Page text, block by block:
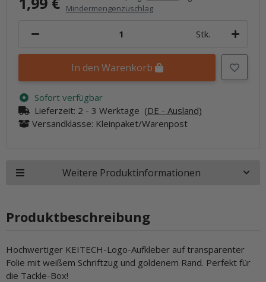
Mindermengenzuschlag
Stk.
In den Warenkorb
Sofort verfügbar
Lieferzeit: 2 - 3 Werktage (DE - Ausland)
Versandklasse: Kleinpaket/Warenpost
Weitere Produktinformationen
Produktbeschreibung
Hochwertiger KEITECH-Logo-Aufkleber auf transparenter
Folie mit weißem Schriftzug und goldenem Rand. Perfekt für
die Tackle-Box!